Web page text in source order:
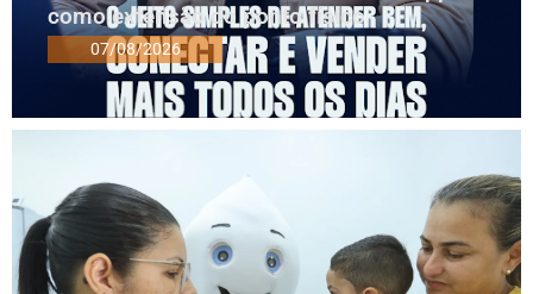
como extensão do ponto físico
07/08/2026